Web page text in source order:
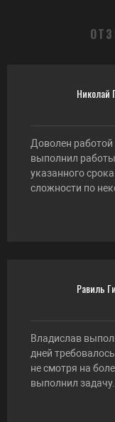
Николай
Доволен
выполнил
указанного
сложности по
Равиль
Владислав
дней
не смотря на
выполнил